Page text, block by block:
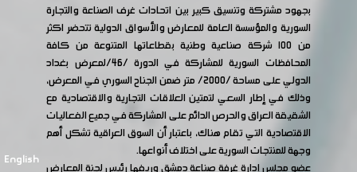
English
بجهود مشتركة وتنسيق كبير بين اتحادات غرف الصناعة والتجارة
السورية والمؤسسة العامة للمعارض والأسواق الدولية تتحضر اكثر
من ١٠٠ شركة صناعية وطنية بقطاعاتها المتنوعة من كافة
المحافظات السورية للمشاركة في الدورة /46/لمعرض بغداد
الدولي على مساحة /2000/ متر ضمن الجناح السوري في المعرض،
وذلك في إطار السعي لتمتين العلاقات التجارية والاقتصادية مع
الشقيقة العراق والحرص الدائم على المشاركة في جميع الفعاليات
الاقتصادية التي تقام هناك، باعتبار أن السوق العراقية تشكل أهم
وجهة للمنتجات السورية على اختلاف أنواعها.